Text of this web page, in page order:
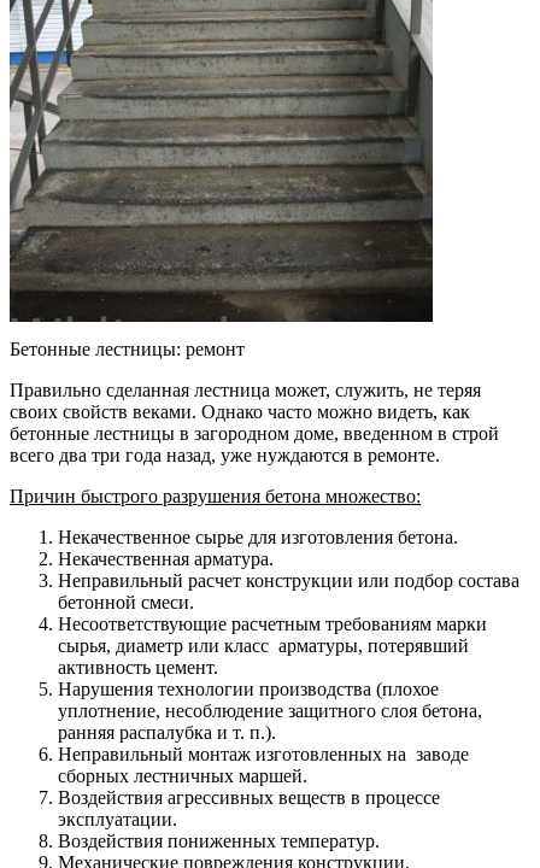
Бетонные лестницы: ремонт
Правильно сделанная лестница может, служить, не теряя
своих свойств веками. Однако часто можно видеть, как
бетонные лестницы в загородном доме, введенном в строй
всего два три года назад, уже нуждаются в ремонте.
Причин быстрого разрушения бетона множество:
Некачественное сырье для изготовления бетона.
Некачественная арматура.
Неправильный расчет конструкции или подбор состава
бетонной смеси.
Несоответствующие расчетным требованиям марки
сырья, диаметр или класс арматуры, потерявший
активность цемент.
Нарушения технологии производства (плохое
уплотнение, несоблюдение защитного слоя бетона,
ранняя распалубка и т. п.).
Неправильный монтаж изготовленных на заводе
сборных лестничных маршей.
Воздействия агрессивных веществ в процессе
эксплуатации.
Воздействия пониженных температур.
Механические повреждения конструкции.